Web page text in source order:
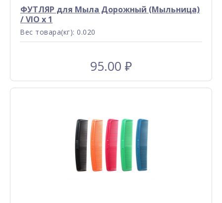
ФУТЛЯР для Мыла Дорожный (Мыльница)
/ VIO x 1
Вес товара(кг): 0.020
95.00 ₽